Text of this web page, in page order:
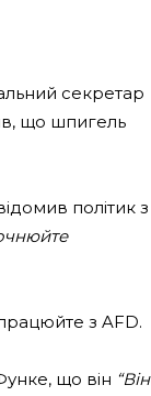
секретар
що шпигель
політик з
з AFD.
що він “Він